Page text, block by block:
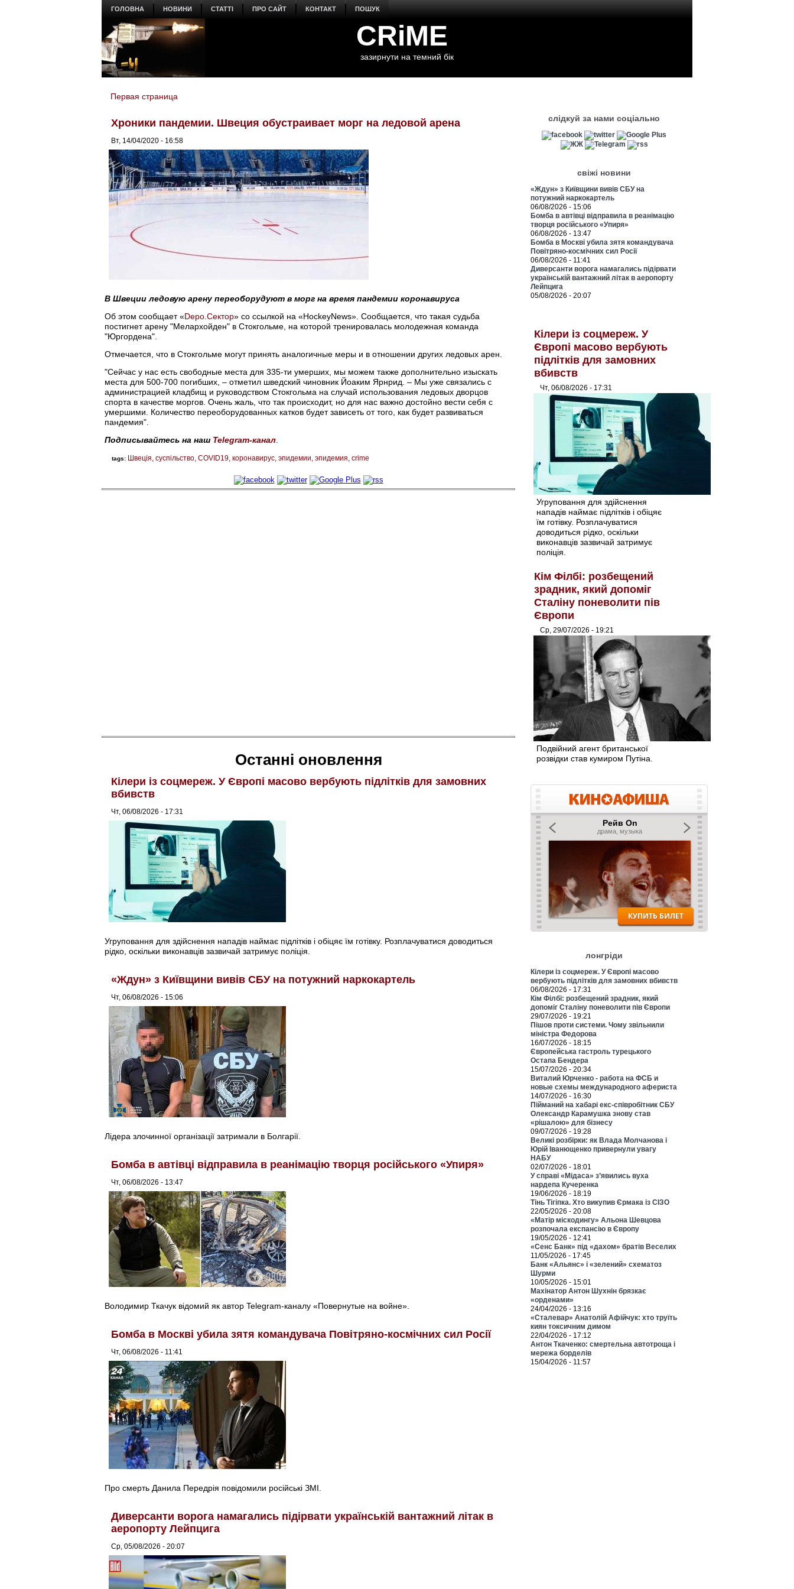
ГОЛОВНА НОВИНИ СТАТТІ ПРО САЙТ КОНТАКТ ПОШУК
CRiME
зазирнути на темний бік
You are here
Первая страница
Хроники пандемии. Швеция обустраивает морг на ледовой арена
Вт, 14/04/2020 - 16:58
В Швеции ледовую арену переоборудуют в морг на время пандемии коронавируса
Об этом сообщает «Depo.Сектор» со ссылкой на «HockeyNews». Сообщается, что такая судьба
постигнет арену "Мелархойден" в Стокгольме, на которой тренировалась молодежная команда
"Юргордена".
Отмечается, что в Стокгольме могут принять аналогичные меры и в отношении других ледовых арен.
"Сейчас у нас есть свободные места для 335-ти умерших, мы можем также дополнительно изыскать
места для 500-700 погибших, – отметил шведский чиновник Йоаким Ярнрид. – Мы уже связались с
администрацией кладбищ и руководством Стокгольма на случай использования ледовых дворцов
спорта в качестве моргов. Очень жаль, что так происходит, но для нас важно достойно вести себя с
умершими. Количество переоборудованных катков будет зависеть от того, как будет развиваться
пандемия".
Подписывайтесь на наш Telegram-канал
tags: Швеція суспільство COVID19 коронавирус эпидемии эпидемия crime
Останні оновлення
Кілери із соцмереж. У Європі масово вербують підлітків для замовних
вбивств
Чт, 06/08/2026 - 17:31
Угруповання для здійснення нападів наймає підлітків і обіцяє їм готівку. Розплачуватися доводиться
рідко, оскільки виконавців зазвичай затримує поліція.
«Ждун» з Київщини вивів СБУ на потужний наркокартель
Чт, 06/08/2026 - 15:06
Лідера злочинної організації затримали в Болгарії.
Бомба в автівці відправила в реанімацію творця російського «Упиря»
Чт, 06/08/2026 - 13:47
Володимир Ткачук відомий як автор Telegram-каналу «Повернутые на войне».
Бомба в Москві убила зятя командувача Повітряно-космічних сил Росії
Чт, 06/08/2026 - 11:41
Про смерть Данила Передрія повідомили російські ЗМІ.
Диверсанти ворога намагались підірвати українській вантажний літак в
аеропорту Лейпцига
Ср, 05/08/2026 - 20:07
слідкуй за нами соціально
свіжі новини
«Ждун» з Київщини вивів СБУ на
потужний наркокартель
06/08/2026 - 15:06
Бомба в автівці відправила в реанімацію
творця російського «Упиря»
06/08/2026 - 13:47
Бомба в Москві убила зятя командувача
Повітряно-космічних сил Росії
06/08/2026 - 11:41
Диверсанти ворога намагались підірвати
українській вантажний літак в аеропорту
Лейпцига
05/08/2026 - 20:07
Кілери із соцмереж. У
Європі масово вербують
підлітків для замовних
вбивств
Чт, 06/08/2026 - 17:31
Угруповання для здійснення
нападів наймає підлітків і обіцяє
їм готівку. Розплачуватися
доводиться рідко, оскільки
виконавців зазвичай затримує
поліція.
Кім Філбі: розбещений
зрадник, який допоміг
Сталіну поневолити пів
Європи
Ср, 29/07/2026 - 19:21
Подвійний агент британської
розвідки став кумиром Путіна.
лонгріди
Кілери із соцмереж. У Європі масово
вербують підлітків для замовних вбивств
06/08/2026 - 17:31
Кім Філбі: розбещений зрадник, який
допоміг Сталіну поневолити пів Європи
29/07/2026 - 19:21
Пішов проти системи. Чому звільнили
міністра Федорова
16/07/2026 - 18:15
Європейська гастроль турецького
Остапа Бендера
15/07/2026 - 20:34
Виталий Юрченко - работа на ФСБ и
новые схемы международного афериста
14/07/2026 - 16:30
Пійманий на хабарі екс-співробітник СБУ
Олександр Карамушка знову став
«рішалою» для бізнесу
09/07/2026 - 19:28
Великі розбірки: як Влада Молчанова і
Юрій Іванющенко привернули увагу
НАБУ
02/07/2026 - 18:01
У справі «Мідаса» з’явились вуха
нардепа Кучеренка
19/06/2026 - 18:19
Тінь Тігіпка. Хто викупив Єрмака із СІЗО
22/05/2026 - 20:08
«Матір міскодингу» Альона Шевцова
розпочала експансію в Європу
19/05/2026 - 12:41
«Сенс Банк» під «дахом» братів Веселих
11/05/2026 - 17:45
Банк «Альянс» і «зелений» схематоз
Шурми
10/05/2026 - 15:01
Махінатор Антон Шухнін брязкає
«орденами»
24/04/2026 - 13:16
«Сталевар» Анатолій Афійчук: хто труїть
киян токсичним димом
22/04/2026 - 17:12
Антон Ткаченко: смертельна автотроща і
мережа борделів
15/04/2026 - 11:57